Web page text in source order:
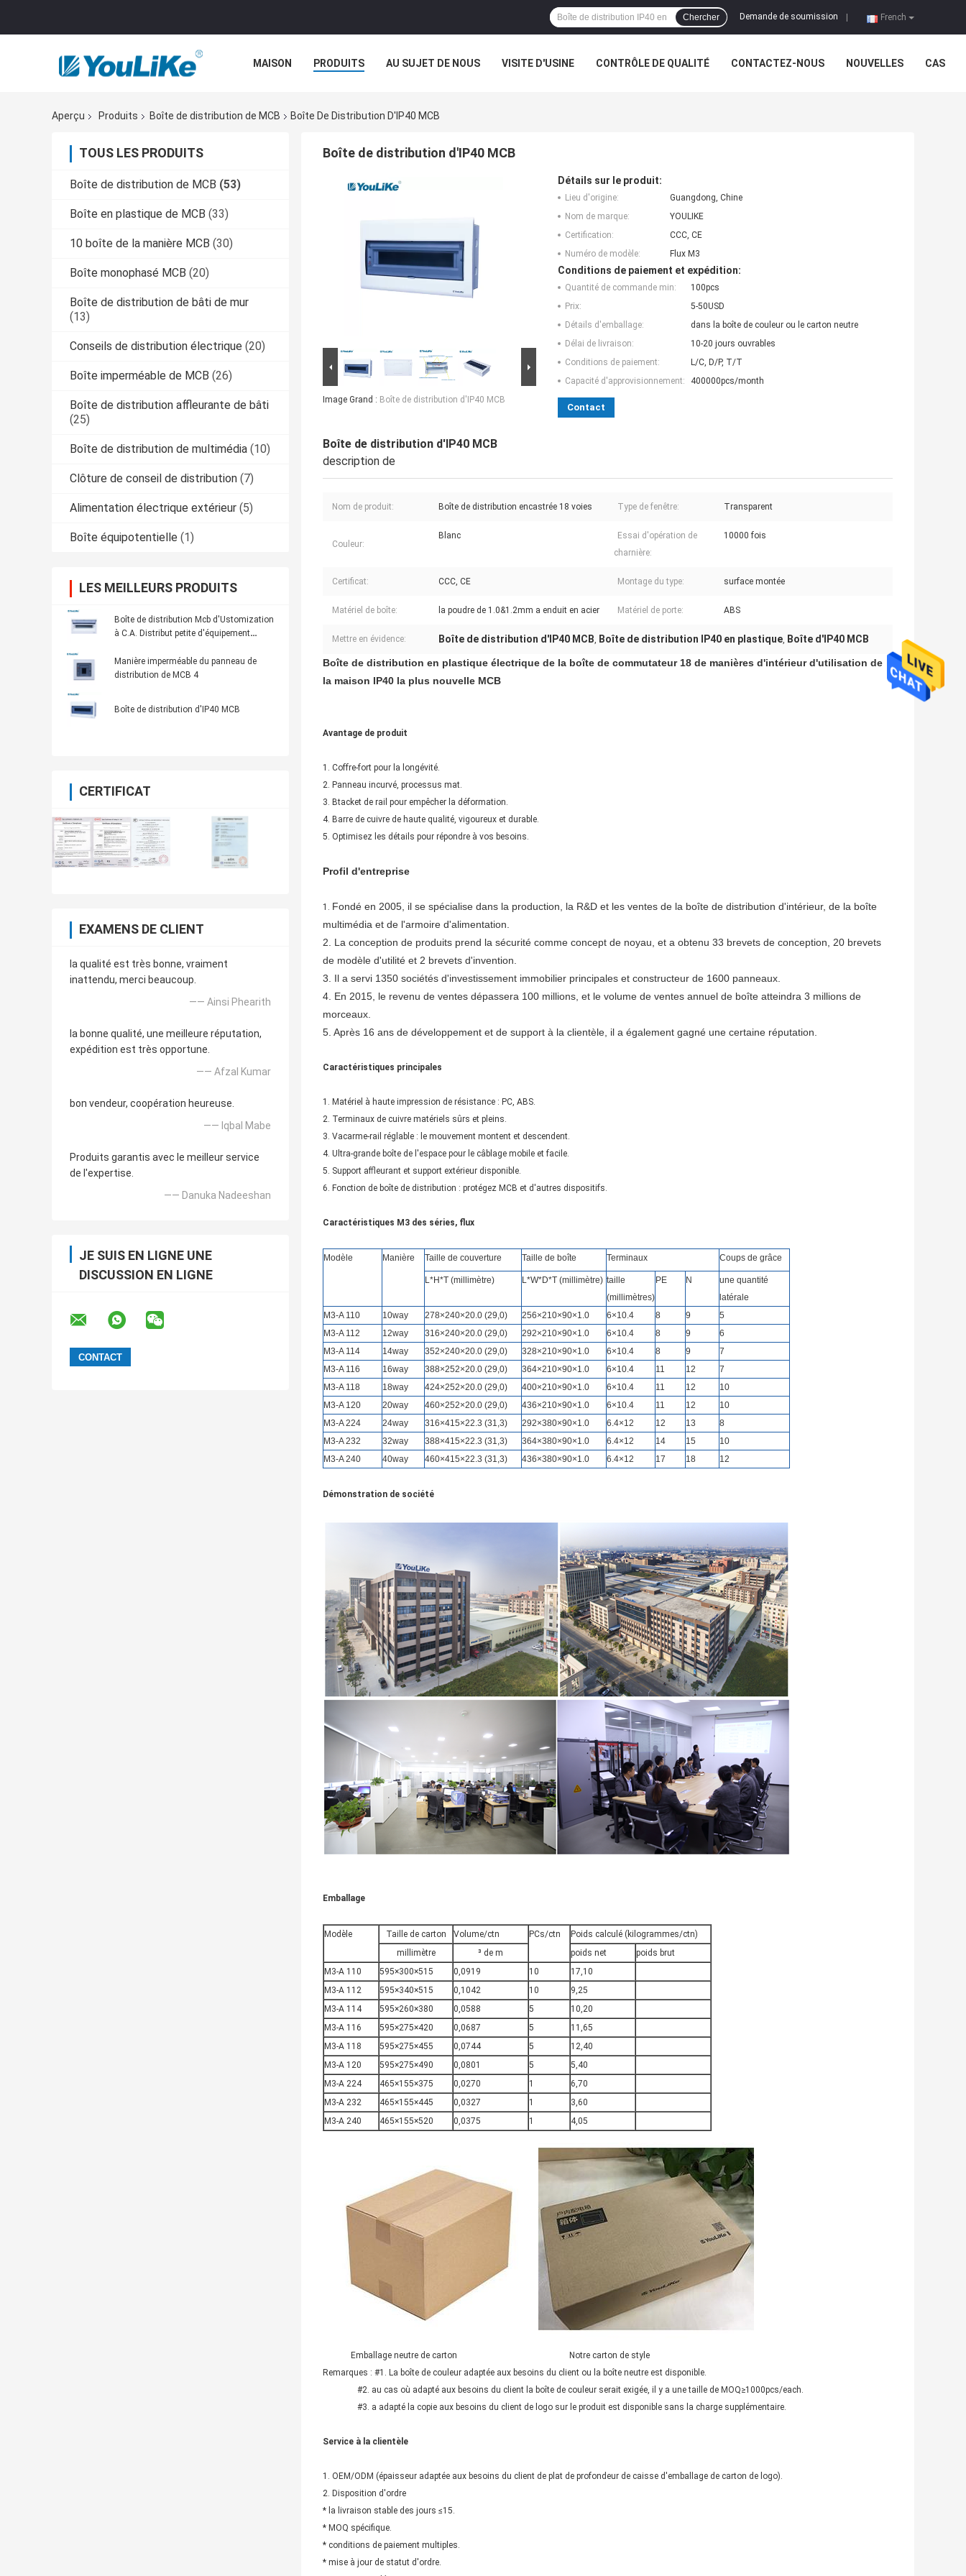
French
Demande de soumission
Chercher
MAISON PRODUITS AU SUJET DE NOUS VISITE D'USINE CONTRÔLE DE QUALITÉ CONTACTEZ-NOUS NOUVELLES CAS
Aperçu Produits Boîte de distribution de MCB Boîte De Distribution D'IP40 MCB
TOUS LES PRODUITS
Boîte de distribution de MCB (53)
Boîte en plastique de MCB (33)
10 boîte de la manière MCB (30)
Boîte monophasé MCB (20)
Boîte de distribution de bâti de mur
(13)
Conseils de distribution électrique (20)
Boîte imperméable de MCB (26)
Boîte de distribution affleurante de bâti
(25)
Boîte de distribution de multimédia (10)
Clôture de conseil de distribution (7)
Alimentation électrique extérieur (5)
Boîte équipotentielle (1)
LES MEILLEURS PRODUITS
Boîte de distribution Mcb d'Ustomization
à C.A. Distribut petite d'équipement
Manière imperméable du panneau de
distribution de MCB 4
Boîte de distribution d'IP40 MCB
CERTIFICAT
EXAMENS DE CLIENT
la qualité est très bonne, vraiment
inattendu, merci beaucoup.
—— Ainsi Phearith
la bonne qualité, une meilleure réputation,
expédition est très opportune.
—— Afzal Kumar
bon vendeur, coopération heureuse.
—— Iqbal Mabe
Produits garantis avec le meilleur service
de l'expertise.
—— Danuka Nadeeshan
JE SUIS EN LIGNE UNE
DISCUSSION EN LIGNE
Boîte de distribution d'IP40 MCB
Image Grand : Boîte de distribution d'IP40 MCB
Détails sur le produit:
Lieu d'origine:
Guangdong, Chine
Nom de marque:
YOULIKE
Certification:
CCC, CE
Numéro de modèle:
Flux M3
Conditions de paiement et expédition:
Quantité de commande min:
100pcs
Prix:
5-50USD
Détails d'emballage:
dans la boîte de couleur ou le carton neutre
Délai de livraison:
10-20 jours ouvrables
Conditions de paiement:
L/C, D/P, T/T
Capacité d'approvisionnement:
400000pcs/month
Contact
Boîte de distribution d'IP40 MCB
description de
Nom de produit: Boîte de distribution encastrée 18 voies Type de fenêtre: Transparent
Couleur:
Blanc
Essai d'opération de
charnière:
10000 fois
Certificat: CCC, CE Montage du type: surface montée
Matériel de boîte: la poudre de 1.0&1.2mm a enduit en acier Matériel de porte: ABS
Mettre en évidence: Boîte de distribution d'IP40 MCB, Boîte de distribution IP40 en plastique, Boîte d'IP40 MCB
Boîte de distribution en plastique électrique de la boîte de commutateur 18 de manières d'intérieur d'utilisation de
la maison IP40 la plus nouvelle MCB
Avantage de produit
1. Coffre-fort pour la longévité.
2. Panneau incurvé, processus mat.
3. Btacket de rail pour empêcher la déformation.
4. Barre de cuivre de haute qualité, vigoureux et durable.
5. Optimisez les détails pour répondre à vos besoins.
Profil d'entreprise
1. Fondé en 2005, il se spécialise dans la production, la R&D et les ventes de la boîte de distribution d'intérieur, de la boîte
multimédia et de l'armoire d'alimentation.
2. La conception de produits prend la sécurité comme concept de noyau, et a obtenu 33 brevets de conception, 20 brevets
de modèle d'utilité et 2 brevets d'invention.
3. Il a servi 1350 sociétés d'investissement immobilier principales et constructeur de 1600 panneaux.
4. En 2015, le revenu de ventes dépassera 100 millions, et le volume de ventes annuel de boîte atteindra 3 millions de
morceaux.
5. Après 16 ans de développement et de support à la clientèle, il a également gagné une certaine réputation.
Caractéristiques principales
1. Matériel à haute impression de résistance : PC, ABS.
2. Terminaux de cuivre matériels sûrs et pleins.
3. Vacarme-rail réglable : le mouvement montent et descendent.
4. Ultra-grande boîte de l'espace pour le câblage mobile et facile.
5. Support affleurant et support extérieur disponible.
6. Fonction de boîte de distribution : protégez MCB et d'autres dispositifs.
Caractéristiques M3 des séries, flux
Modèle Manière Taille de couverture Taille de boîte Terminaux Coups de grâce
L*H*T (millimètre) L*W*D*T (millimètre) taille
(millimètres)
PE N
une quantité
latérale
M3-A 110
10way 278×240×20.0 (29,0) 256×210×90×1.0 6×10.4 8 9
5
M3-A 112
12way 316×240×20.0 (29,0) 292×210×90×1.0 6×10.4 8 9
6
M3-A 114
14way 352×240×20.0 (29,0) 328×210×90×1.0 6×10.4 8 9
7
M3-A 116
16way 388×252×20.0 (29,0) 364×210×90×1.0 6×10.4 11 12
7
M3-A 118
18way 424×252×20.0 (29,0) 400×210×90×1.0 6×10.4 11 12
10
M3-A 120
20way 460×252×20.0 (29,0) 436×210×90×1.0 6×10.4 11 12
10
M3-A 224
24way 316×415×22.3 (31,3) 292×380×90×1.0 6.4×12 12 13
8
M3-A 232
32way 388×415×22.3 (31,3) 364×380×90×1.0 6.4×12 14 15
10
M3-A 240
40way 460×415×22.3 (31,3) 436×380×90×1.0 6.4×12 17 18 12
Démonstration de société
Emballage
Modèle Taille de carton Volume/ctn PCs/ctn
Poids calculé (kilogrammes/ctn)
millimètre
³ de m poids net
poids brut
M3-A 110
595×300×515 0,0919 10
17,10
M3-A 112
595×340×515 0,1042 10
9,25
M3-A 114
595×260×380 0,0588 5
10,20
M3-A 116
595×275×420 0,0687 5
11,65
M3-A 118
595×275×455 0,0744 5
12,40
M3-A 120
595×275×490 0,0801 5
5,40
M3-A 224
465×155×375 0,0270 1
6,70
M3-A 232
465×155×445 0,0327 1
3,60
M3-A 240
465×155×520 0,0375 1 4,05
Emballage neutre de carton Notre carton de style
Remarques : #1. La boîte de couleur adaptée aux besoins du client ou la boîte neutre est disponible.
#2. au cas où adapté aux besoins du client la boîte de couleur serait exigée, il y a une taille de MOQ≥1000pcs/each.
#3. a adapté la copie aux besoins du client de logo sur le produit est disponible sans la charge supplémentaire.
Service à la clientèle
1. OEM/ODM (épaisseur adaptée aux besoins du client de plat de profondeur de caisse d'emballage de carton de logo).
2. Disposition d'ordre
* la livraison stable des jours ≤15.
* MOQ spécifique.
* conditions de paiement multiples.
* mise à jour de statut d'ordre.